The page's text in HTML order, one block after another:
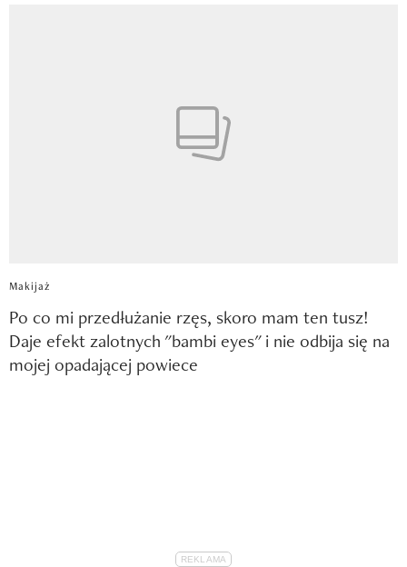
Makijaż
Po co mi przedłużanie rzęs, skoro mam ten tusz!
Daje efekt zalotnych "bambi eyes" i nie odbija się na
mojej opadającej powiece